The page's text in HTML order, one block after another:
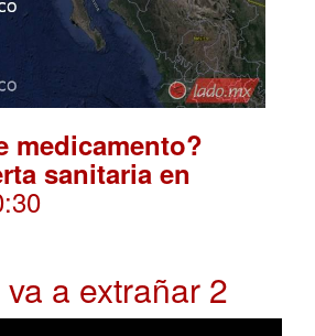
medicamento?
sanitaria en
a extrañar 2